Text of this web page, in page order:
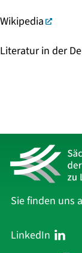
Wikipedia
Literatur in der
Sie finden uns
LinkedIn